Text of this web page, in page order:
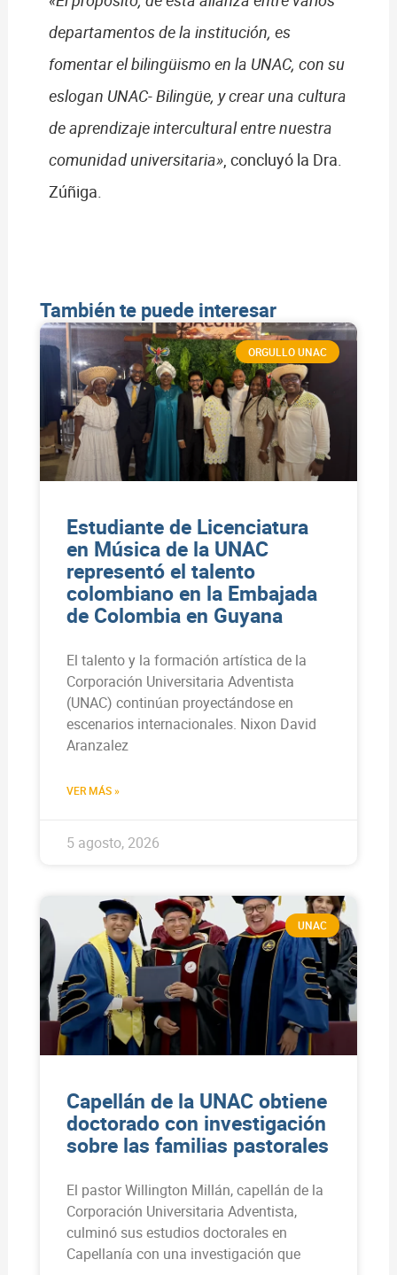
departamentos de la institución, es
fomentar el bilingüismo en la UNAC, con su
eslogan UNAC- Bilingüe, y crear una cultura
de aprendizaje intercultural entre nuestra
comunidad universitaria», concluyó la Dra.
Zúñiga.
También te puede interesar
ORGULLO UNAC
Estudiante de Licenciatura
en Música de la UNAC
representó el talento
colombiano en la Embajada
de Colombia en Guyana
El talento y la formación artística de la
Corporación Universitaria Adventista
(UNAC) continúan proyectándose en
escenarios internacionales. Nixon David
Aranzalez
VER MÁS »
5 agosto, 2026
UNAC
Capellán de la UNAC obtiene
doctorado con investigación
sobre las familias pastorales
El pastor Willington Millán, capellán de la
Corporación Universitaria Adventista,
culminó sus estudios doctorales en
Capellanía con una investigación que